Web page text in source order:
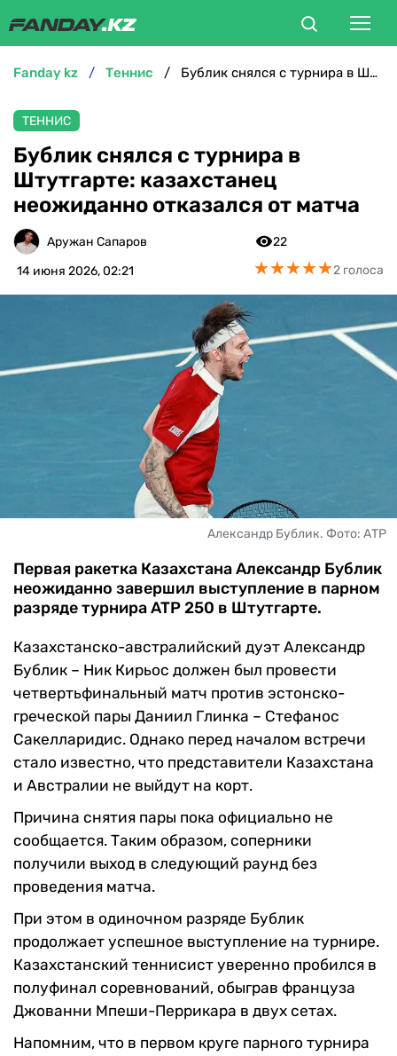
БОКС
ММА
ТЕННИС
ВЕЛОСПОРТ
БУКМЕКЕРЫ
fanday kz теннис Бублик снялся с турнира в Штутгарте: казахстанец неожиданно отказался от матча
ТЕННИС
Бублик снялся с турнира в
Штутгарте: казахстанец
неожиданно отказался от матча
Аружан Сапаров
14 июня 2026, 02:21
22
★★★★★
★★★★★2 голоса
Александр Бублик. Фото: АТР
Первая ракетка Казахстана Александр Бублик
неожиданно завершил выступление в парном
разряде турнира ATP 250 в Штутгарте.
Казахстанско-австралийский дуэт Александр
Бублик – Ник Кирьос должен был провести
четвертьфинальный матч против эстонско-
греческой пары Даниил Глинка – Стефанос
Сакелларидис. Однако перед началом встречи
стало известно, что представители Казахстана
и Австралии не выйдут на корт.
Причина снятия пары пока официально не
сообщается. Таким образом, соперники
получили выход в следующий раунд без
проведения матча.
При этом в одиночном разряде Бублик
продолжает успешное выступление на турнире.
Казахстанский теннисист уверенно пробился в
полуфинал соревнований, обыграв француза
Джованни Мпеши-Перрикара в двух сетах.
Напомним, что в первом круге парного турнира